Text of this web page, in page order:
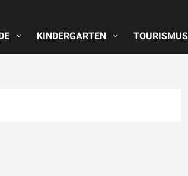
KINDERGARTEN TOURISMUS